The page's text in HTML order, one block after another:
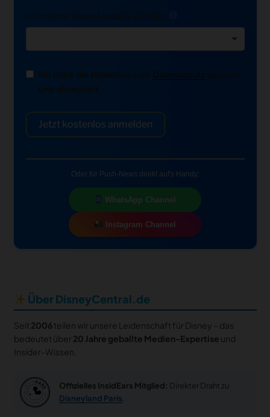
Datenschutz
Jetzt kostenlos anmelden
Oder für Push-News direkt auf's Handy:
WhatsApp Channel
Instagram Channel
Über DisneyCentral.de
Seit 2006teilen wir unsere Leidenschaft für Disney – das
bedeutet über 20 Jahre geballte Medien-Expertise und
Insider-Wissen.
Offizielles InsidEars Mitglied: Direkter Draht zu
Disneyland Paris